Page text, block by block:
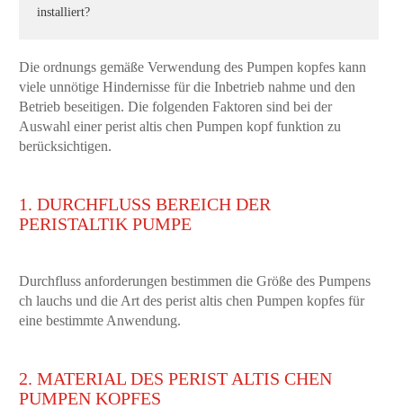
installiert?
Die ordnungs gemäße Verwendung des Pumpen kopfes kann
viele unnötige Hindernisse für die Inbetrieb nahme und den
Betrieb beseitigen. Die folgenden Faktoren sind bei der
Auswahl einer perist altis chen Pumpen kopf funktion zu
berücksichtigen.
1. DURCHFLUSS BEREICH DER
PERISTALTIK PUMPE
Durchfluss anforderungen bestimmen die Größe des Pumpens
ch lauchs und die Art des perist altis chen Pumpen kopfes für
eine bestimmte Anwendung.
2. MATERIAL DES PERIST ALTIS CHEN
PUMPEN KOPFES